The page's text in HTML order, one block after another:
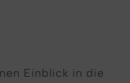
Einblick in die